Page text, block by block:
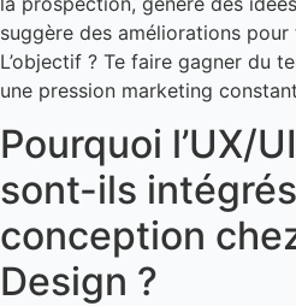
suggère des améliorations
L’objectif ? Te faire gagner du
une pression marketing
Pourquoi l’UX/
sont-ils
conception
Design ?